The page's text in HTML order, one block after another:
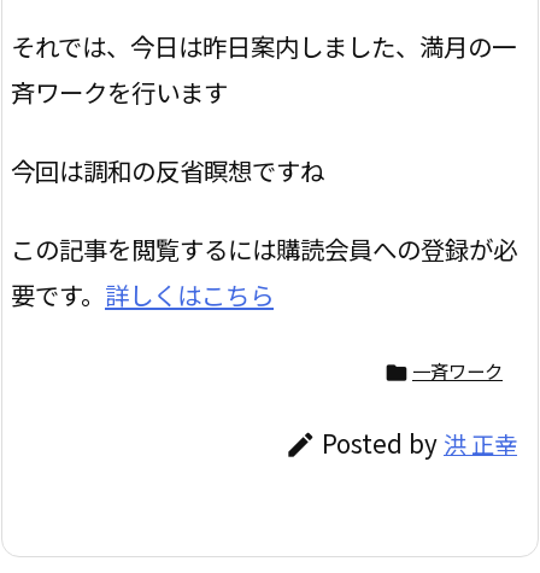
それでは、今日は昨日案内しました、満月の一
斉ワークを行います
今回は調和の反省瞑想ですね
この記事を閲覧するには購読会員への登録が必
要です。 詳しくはこちら
 一斉ワーク
 Posted by 洪 正幸